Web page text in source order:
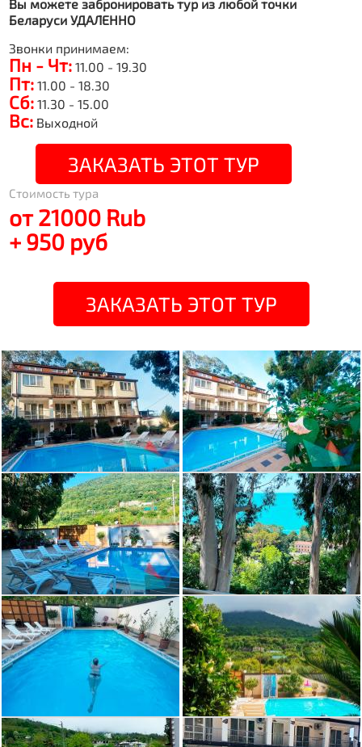
Вы можете забронировать тур из любой точки
Беларуси УДАЛЕННО
Звонки принимаем:
Пн - Чт: 11.00 - 19.30
Пт: 11.00 - 18.30
Сб: 11.30 - 15.00
Вс: Выходной
ЗАКАЗАТЬ ЭТОТ ТУР
Стоимость тура
от 21000 Rub
+ 950 руб
ЗАКАЗАТЬ ЭТОТ ТУР